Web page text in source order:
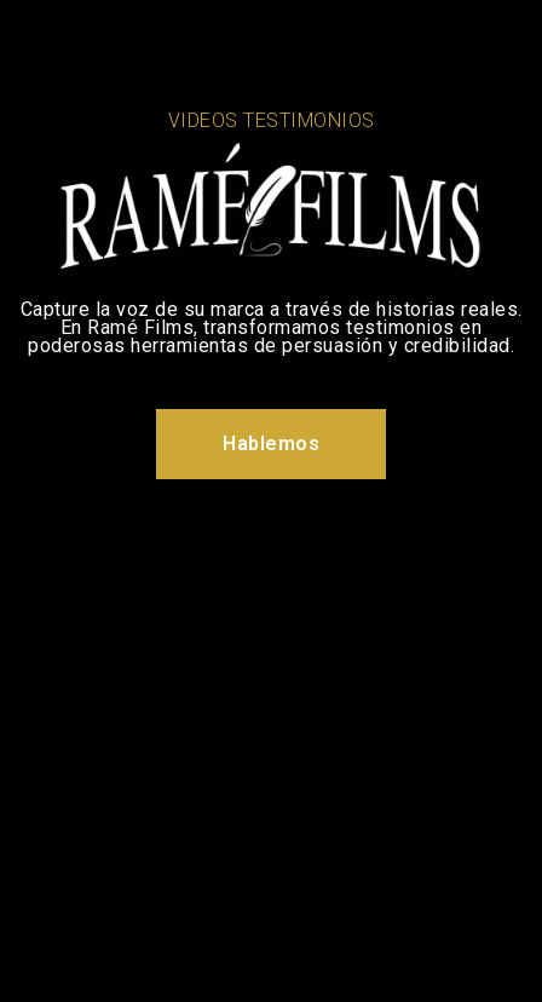
VIDEOS TESTIMONIOS
Capture la voz de su marca a través de historias reales.
En Ramé Films, transformamos testimonios en
poderosas herramientas de persuasión y credibilidad.
Hablemos